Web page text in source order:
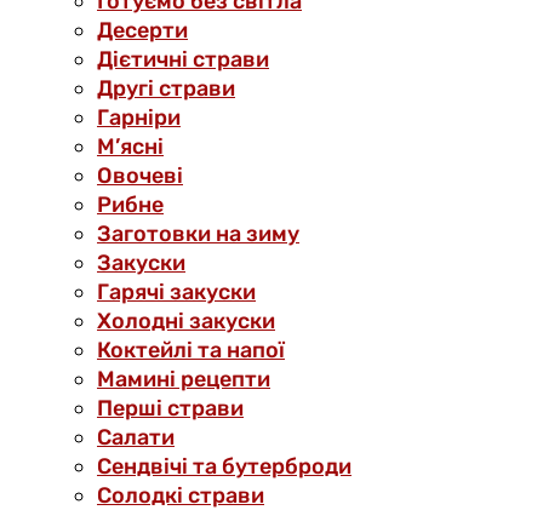
Десерти
Дієтичні страви
Другі страви
Гарніри
М’ясні
Овочеві
Рибне
Заготовки на зиму
Закуски
Гарячі закуски
Холодні закуски
Коктейлі та напої
Мамині рецепти
Перші страви
Салати
Сендвічі та бутерброди
Солодкі страви